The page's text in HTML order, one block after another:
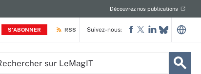
S'ABONNER
Découvrez nos publications
RSS Suivez-nous: